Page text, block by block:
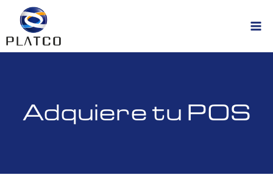
Adquiere tu POS